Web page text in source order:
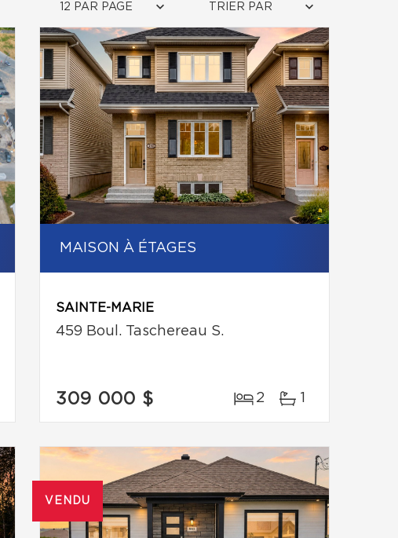
12 PAR PAGE TRIER PAR
MAISON À ÉTAGES
SAINTE-MARIE
459 Boul. Taschereau S.
309 000 $ 2 1
VENDU